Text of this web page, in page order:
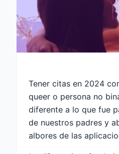
Tener citas en 2024
queer o persona no
diferente a lo que fue
de nuestros padres y
albores de las